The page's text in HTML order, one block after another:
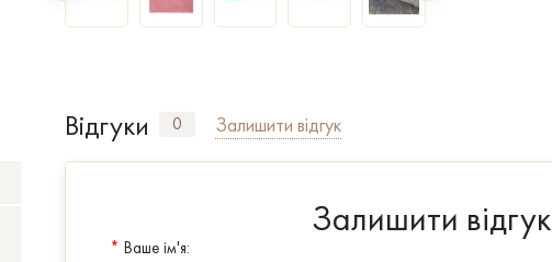
Відгуки 0 Залишити відгук
Залишити відгук
* Ваше ім'я: